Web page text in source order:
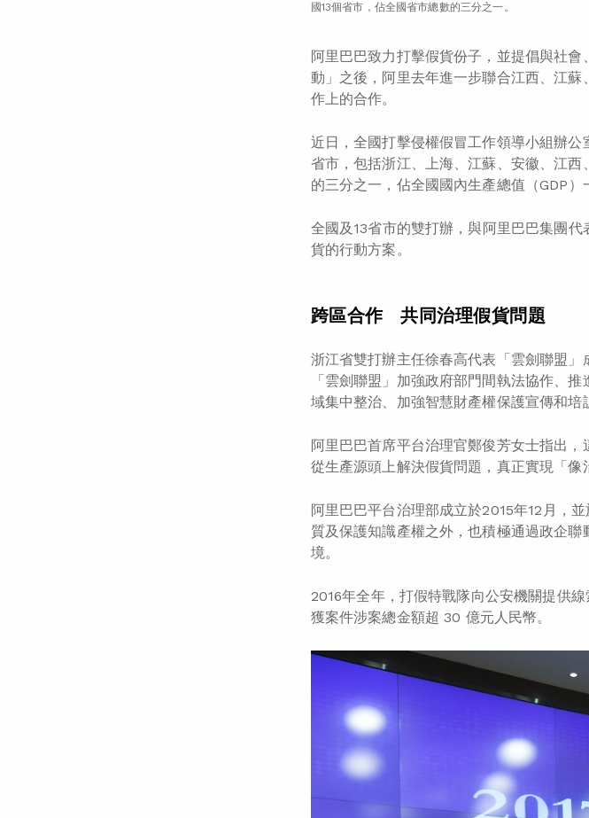
國13個省市，佔全國省市總數的三分之一。
阿里巴巴致力打擊假貨份子，並提倡與社
動」之後，阿里去年進一步聯合江西、江
作上的合作。
近日，全國打擊侵權假冒工作領導小組辦
省市，包括浙江、上海、江蘇、安徽、江
的三分之一，佔全國國內生產總值（GDP）
全國及13省市的雙打辦，與阿里巴巴集團
貨的行動方案。
跨區合作 共同治理假貨問題
浙江省雙打辦主任徐春高代表「雲劍聯盟
「雲劍聯盟」加強政府部門間執法協作、
域集中整治、加強智慧財產權保護宣傳和培
阿里巴巴首席平台治理官鄭俊芳女士指出
從生產源頭上解決假貨問題，真正實現「像
阿里巴巴平台治理部成立於2015年12月，
質及保護知識產權之外，也積極通過政企
境。
2016年全年，打假特戰隊向公安機關提供
獲案件涉案總金額超 30 億元人民幣。